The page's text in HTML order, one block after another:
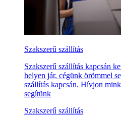
Szakszerű szállítás
Szakszerű szállítás kapcsán
helyen jár, cégünk örömmel
szállítás kapcsán. Hívjon
segítünk
Szakszerű szállítás